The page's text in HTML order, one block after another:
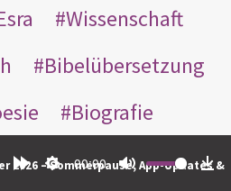
00:00
2026 – Sommerpause, App-Updates &
Wissenschaft
Bibelübersetzung
Biografie
im Bibeltext